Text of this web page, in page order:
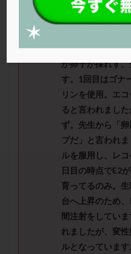
■AMH：0.8
現在、体外受精
が卵子が採れず
す。1回目はゴナ
リンを使用。エ
ると言われまし
ず。先生から「
プだ」と言われ
ルを服用し、レ
日目の時点でE2
育ってるのみ。
台へ上昇のため
間注射をしてい
れましたが、変
ルとなっていま
コロナワクチン
サウ
シート法
シリンジ法
スクラッ
ステップダウン
スト
セカンドオピニオン
タクロリムス
チョコ
トリオ検査
トリソミ
ビタミンC
ビタミンD
ビブラマイシン
ピル
ブライダルチェック
プラノバール
プラバ
プレコンセプション